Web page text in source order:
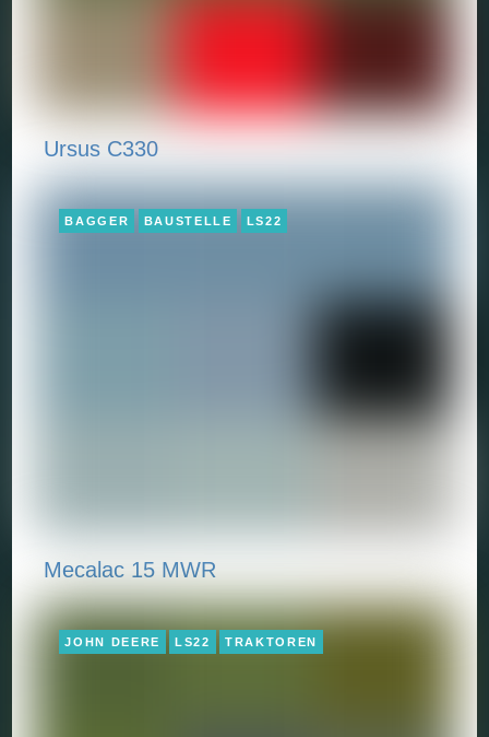
Ursus C330
BAGGER BAUSTELLE LS22
Mecalac 15 MWR
JOHN DEERE LS22 TRAKTOREN